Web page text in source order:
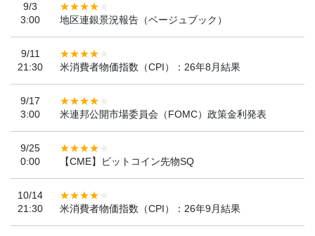
9/3
3:00
地区連銀景況報告（ベージュブック）
9/11
21:30
米消費者物価指数（CPI）：26年8月結果
9/17
3:00
米連邦公開市場委員会（FOMC）政策金利発表
9/25
0:00
【CME】ビットコイン先物SQ
10/14
21:30
米消費者物価指数（CPI）：26年9月結果